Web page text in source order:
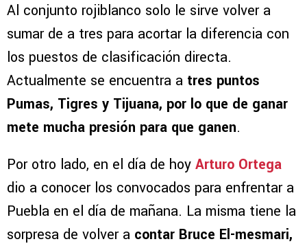
Al conjunto rojiblanco solo le sirve volver a
sumar de a tres para acortar la diferencia con
los puestos de clasificación directa.
Actualmente se encuentra a tres puntos
Pumas, Tigres y Tijuana, por lo que de ganar
mete mucha presión para que ganen.
Por otro lado, en el día de hoy Arturo Ortega
dio a conocer los convocados para enfrentar a
Puebla en el día de mañana. La misma tiene la
sorpresa de volver a contar Bruce El-mesmari,